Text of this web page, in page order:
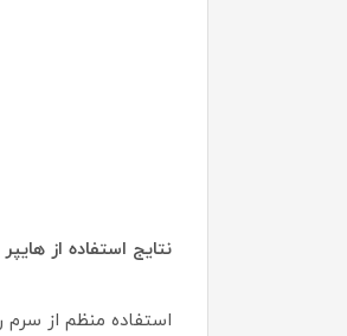
نتایج استفاده از
استفاده منظم از سرم